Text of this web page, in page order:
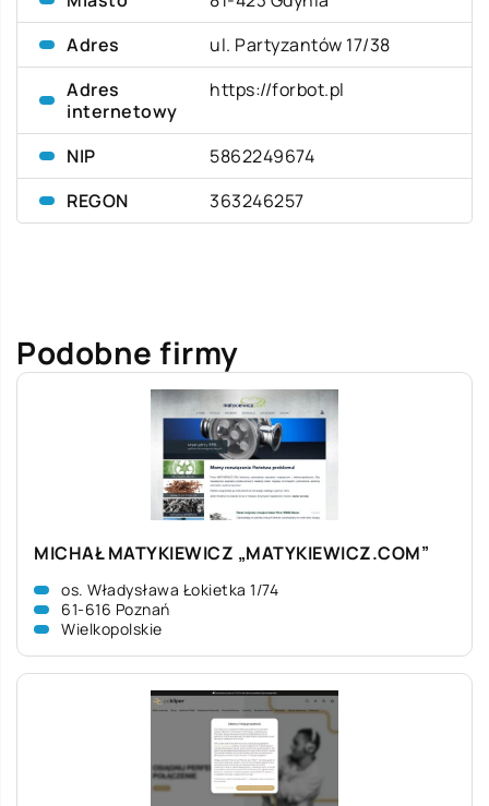
Adres
ul. Partyzantów 17/38
Adres
internetowy
https://forbot.pl
NIP
5862249674
REGON
363246257
Podobne firmy
MICHAŁ MATYKIEWICZ „MATYKIEWICZ.COM”
os. Władysława Łokietka 1/74
61-616 Poznań
Wielkopolskie